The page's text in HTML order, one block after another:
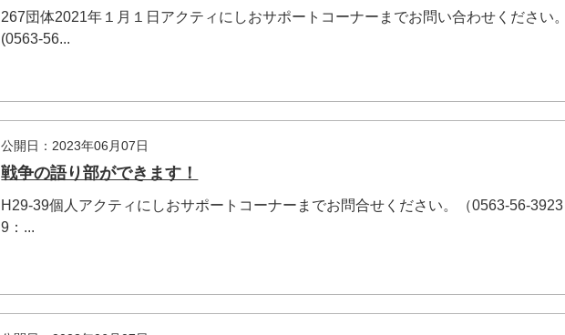
267団体2021年１月１日アクティにしおサポートコーナーまでお問い合わせください
(0563-56...
公開日：2023年06月07日
戦争の語り部ができます！
H29-39個人アクティにしおサポートコーナーまでお問合せください。（0563-56-
9：...